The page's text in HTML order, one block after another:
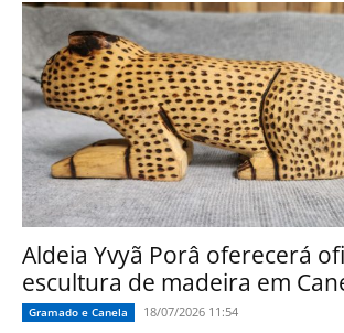
Aldeia Yvyã Porâ oferecerá
escultura de madeira em
Gramado e Canela 18/07/2026 11:54